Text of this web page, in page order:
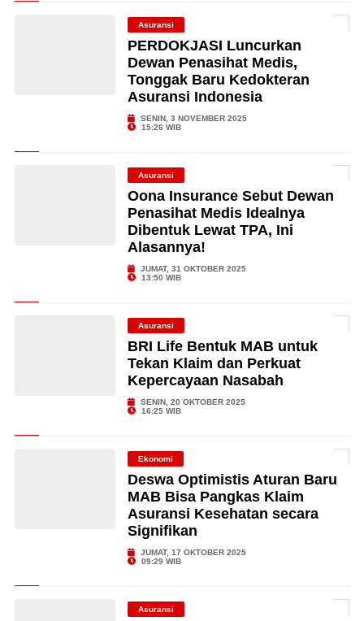
Asuransi
PERDOKJASI Luncurkan
Dewan Penasihat Medis,
Tonggak Baru Kedokteran
Asuransi Indonesia
SENIN, 3 NOVEMBER 2025
15:26 WIB
Asuransi
Oona Insurance Sebut Dewan
Penasihat Medis Idealnya
Dibentuk Lewat TPA, Ini
Alasannya!
JUMAT, 31 OKTOBER 2025
13:50 WIB
Asuransi
BRI Life Bentuk MAB untuk
Tekan Klaim dan Perkuat
Kepercayaan Nasabah
SENIN, 20 OKTOBER 2025
16:25 WIB
Ekonomi
Deswa Optimistis Aturan Baru
MAB Bisa Pangkas Klaim
Asuransi Kesehatan secara
Signifikan
JUMAT, 17 OKTOBER 2025
09:29 WIB
Asuransi